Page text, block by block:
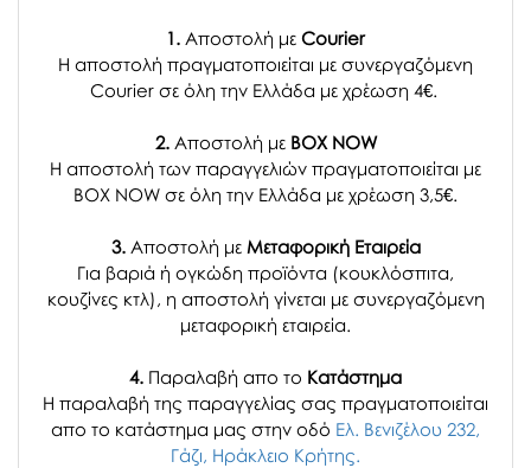
1. Αποστολή με Courier
Η αποστολή πραγματοποιείται με συνεργαζόμενη
Courier σε όλη την Ελλάδα με χρέωση 4€.
2. Αποστολή μεBOX NOW
Η αποστολή των παραγγελιών πραγματοποιείται με
BOX NOW σε όλη την Ελλάδα με χρέωση 3,5€.
3. Αποστολή μεΜεταφορική Εταιρεία
Για βαριά ή ογκώδη προϊόντα (κουκλόσπιτα,
κουζίνες κτλ), η αποστολή γίνεται με συνεργαζόμενη
μεταφορική εταιρεία.
4. Παραλαβή απο το Κατάστημα
H παραλαβή της παραγγελίας σας πραγματοποιείται
απο το κατάστημα μας στην οδό Ελ. Βενιζέλου 232,
Γάζι, Ηράκλειο Κρήτης.